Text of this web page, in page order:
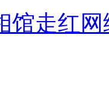
馆走红网